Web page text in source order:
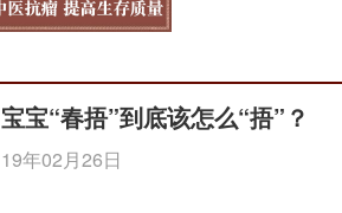
宝宝“春捂”到底该怎么“捂”？
19年02月26日